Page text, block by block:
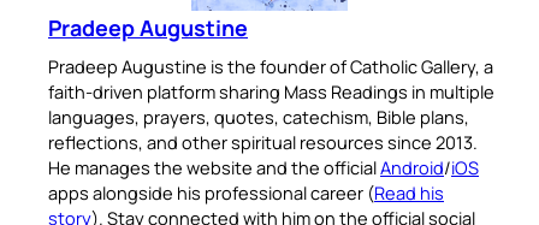
Pradeep Augustine
Pradeep Augustine is the founder of Catholic Gallery, a
faith-driven platform sharing Mass Readings in multiple
languages, prayers, quotes, catechism, Bible plans,
reflections, and other spiritual resources since 2013.
He manages the website and the officialAndroid/iOS
apps alongside his professional career (Read his
story). Stay connected with him on the official social